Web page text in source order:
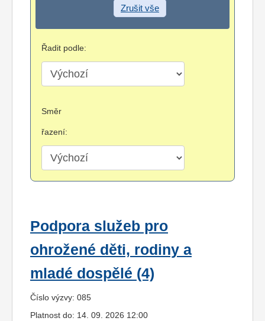
Zrušit vše
Řadit podle:
Směr
řazení:
Podpora služeb pro
ohrožené děti, rodiny a
mladé dospělé (4)
Číslo výzvy: 085
Platnost do: 14. 09. 2026 12:00